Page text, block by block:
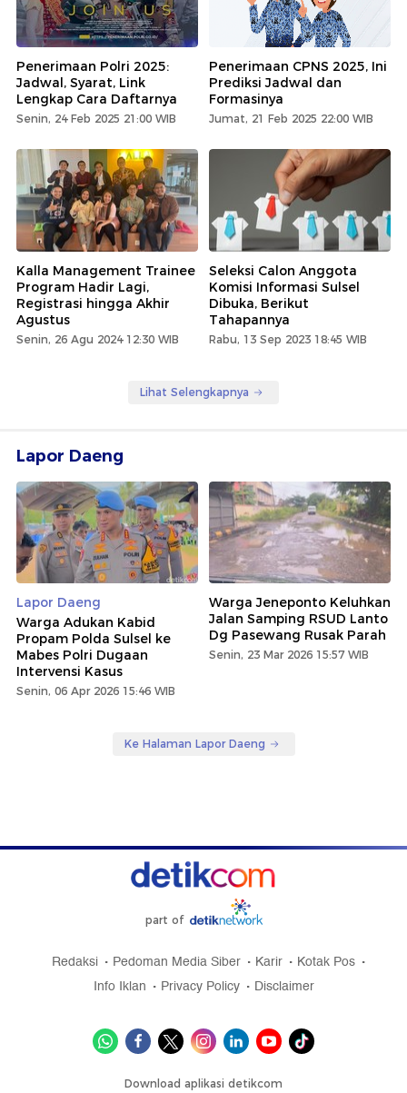
Penerimaan Polri 2025:
Jadwal, Syarat, Link
Lengkap Cara Daftarnya
Senin, 24 Feb 2025 21:00 WIB
Penerimaan CPNS 2025, Ini
Prediksi Jadwal dan
Formasinya
Jumat, 21 Feb 2025 22:00 WIB
Kalla Management Trainee
Program Hadir Lagi,
Registrasi hingga Akhir
Agustus
Senin, 26 Agu 2024 12:30 WIB
Seleksi Calon Anggota
Komisi Informasi Sulsel
Dibuka, Berikut
Tahapannya
Rabu, 13 Sep 2023 18:45 WIB
Lihat Selengkapnya
Lapor Daeng
Lapor Daeng
Warga Adukan Kabid
Propam Polda Sulsel ke
Mabes Polri Dugaan
Intervensi Kasus
Senin, 06 Apr 2026 15:46 WIB
Warga Jeneponto Keluhkan
Jalan Samping RSUD Lanto
Dg Pasewang Rusak Parah
Senin, 23 Mar 2026 15:57 WIB
Ke Halaman Lapor Daeng
part of
Redaksi Pedoman Media Siber Karir
Kotak Pos
Info Iklan
Privacy Policy Disclaimer
Download aplikasi detikcom